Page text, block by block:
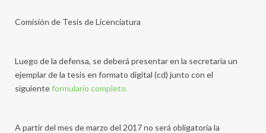
Comisión de Tesis de Licenciatura
Luego de la defensa, se deberá presentar en la secretaría un
ejemplar de la tesis en formato digital (cd) junto con el
siguienteformulario completo.
A partir del mes de marzo del 2017 no será obligatoria la